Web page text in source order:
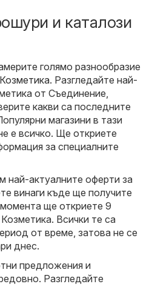
и каталози
голямо разнообразие
Козметика. Разгледайте най-
от Съединение,
какви са последните
магазини в тази
е всичко. Ще откриете
за специалните
най-актуалните оферти за
винаги къде ще получите
ще откриете 9
Всички те са
от време, затова не се
днес.
предложения и
Разгледайте